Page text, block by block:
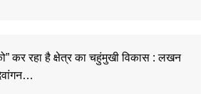
कर रहा है क्षेत्र का चहुंमुखी विकास : लखन